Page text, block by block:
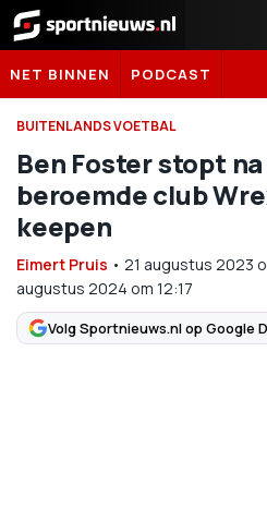
Sportnieuws.nl
NET BINNEN PODCAST
BUITENLANDS VOETBAL
Ben Foster stopt
beroemde club
keepen
Eimert Pruis • 21 augustus 2023
augustus 2024 om 12:17
Volg Sportnieuws.nl op Google